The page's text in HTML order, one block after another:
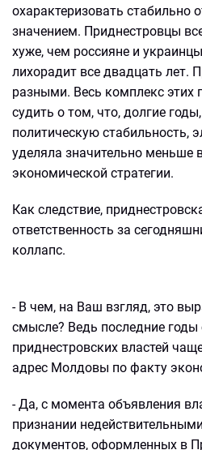
охарактеризовать стабильно
значением. Приднестровцы
хуже, чем россияне и
лихорадит все двадцать лет.
разными. Весь комплекс этих
судить о том, что, долгие
политическую стабильность,
уделяла значительно меньше
экономической стратегии.
Как следствие,
ответственность за
коллапс.
- В чем, на Ваш взгляд, это
смысле? Ведь последние годы
приднестровских властей
адрес Молдовы по факту
- Да, с момента объявления
признании
документов, оформленных в